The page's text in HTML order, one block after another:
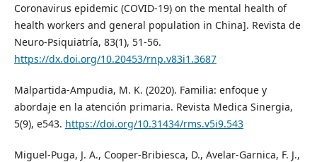
Coronavirus epidemic (COVID-19) on the mental health of
health workers and general population in China]. Revista de
Neuro-Psiquiatría, 83(1), 51-56.
https://dx.doi.org/10.20453/rnp.v83i1.3687
Malpartida-Ampudia, M. K. (2020). Familia: enfoque y
abordaje en la atención primaria. Revista Medica Sinergia,
5(9), e543. https://doi.org/10.31434/rms.v5i9.543
Miguel-Puga, J. A., Cooper-Bribiesca, D., Avelar-Garnica, F. J.,